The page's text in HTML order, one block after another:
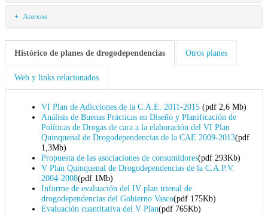
Anexos
Histórico de planes de drogodependencias Otros planes
Web y links relacionados
VI Plan de Adicciones de la C.A.E. 2011-2015 (pdf 2,6 Mb)
Análisis de Buenas Prácticas en Diseño y Planificación de
Políticas de Drogas de cara a la elaboración del VI Plan
Quinquenal de Drogodependencias de la CAE 2009-2013(pdf
1,3Mb)
Propuesta de las asociaciones de consumidores(pdf 293Kb)
V Plan Quinquenal de Drogodependencias de la C.A.P.V.
2004-2008(pdf 1Mb)
Informe de evaluación del IV plan trienal de
drogodependencias del Gobierno Vasco(pdf 175Kb)
Evaluación cuantitativa del V Plan(pdf 765Kb)